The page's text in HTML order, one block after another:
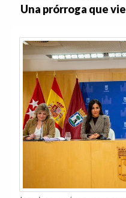
Una prórroga que